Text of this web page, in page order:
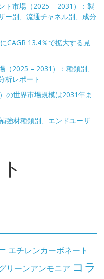
ト市場（2025 – 2031）：製
ー別、流通チャネル別、成分
CAGR 13.4％で拡大する見
2025 – 2031）：種類別、
析レポート
の世界市場規模は2031年ま
強材種類別、エンドユーザ
エチレンカーボネート
リーンアンモニア コラ